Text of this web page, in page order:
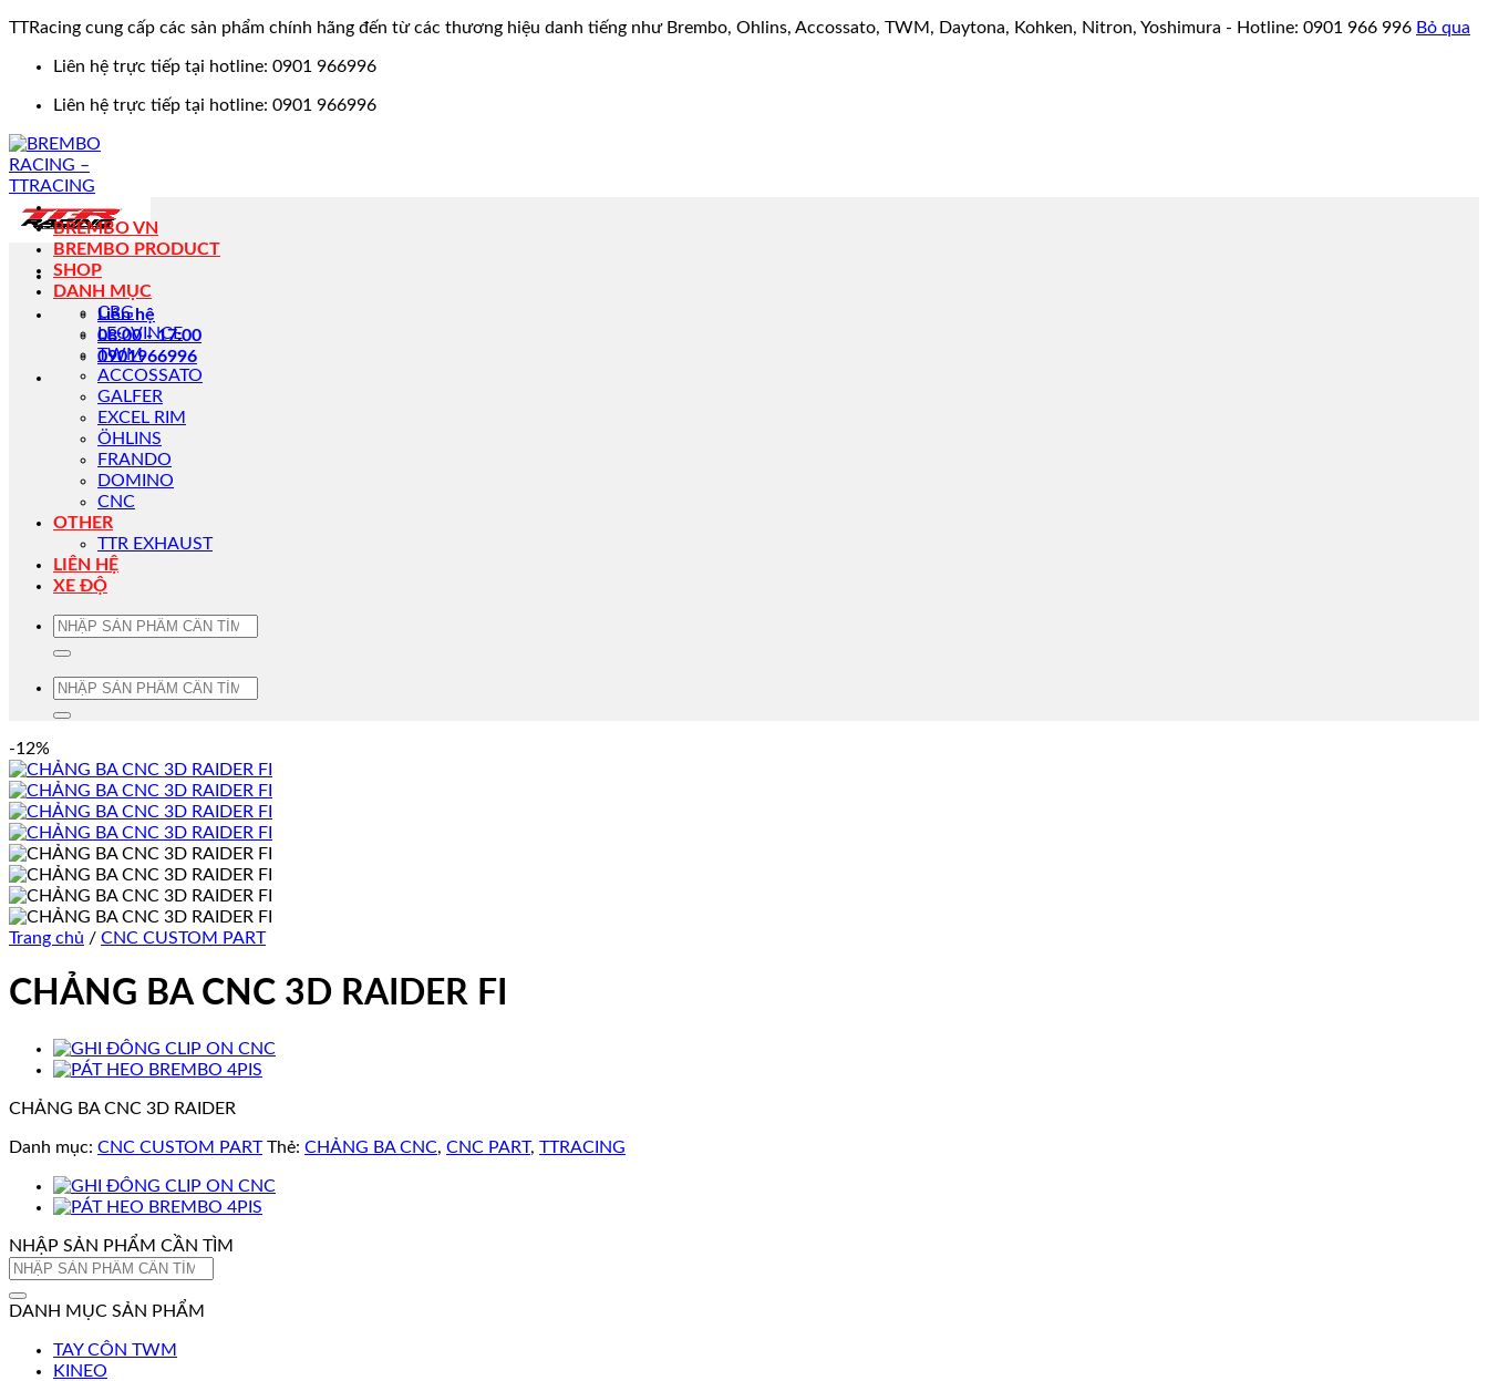
TTRacing cung cấp các sản phẩm chính hãng đến từ các thương hiệu danh tiếng như Brembo, Ohlins, Accossato, TWM, Daytona, Kohken, Nitron, Yoshimura - Hotline: 0901 966 996 Bỏ qua
Liên hệ trực tiếp tại hotline: 0901 966996
Liên hệ trực tiếp tại hotline: 0901 966996
Liên hệ
08:00 - 17:00
0901966996
BREMBO VN
BREMBO PRODUCT
SHOP
DANH MỤC
CRG
LEOVINCE
TWM
ACCOSSATO
GALFER
EXCEL RIM
ÖHLINS
FRANDO
DOMINO
CNC
OTHER
TTR EXHAUST
LIÊN HỆ
XE ĐỘ
Tìm
Tìm
-12%
Trang chủ / CNC CUSTOM PART
CHẢNG BA CNC 3D RAIDER FI
CHẢNG BA CNC 3D RAIDER
Danh mục: CNC CUSTOM PART Thẻ: CHẢNG BA CNC, CNC PART, TTRACING
NHẬP SẢN PHẨM CẦN TÌM
Tìm
DANH MỤC SẢN PHẨM
TAY CÔN TWM
KINEO